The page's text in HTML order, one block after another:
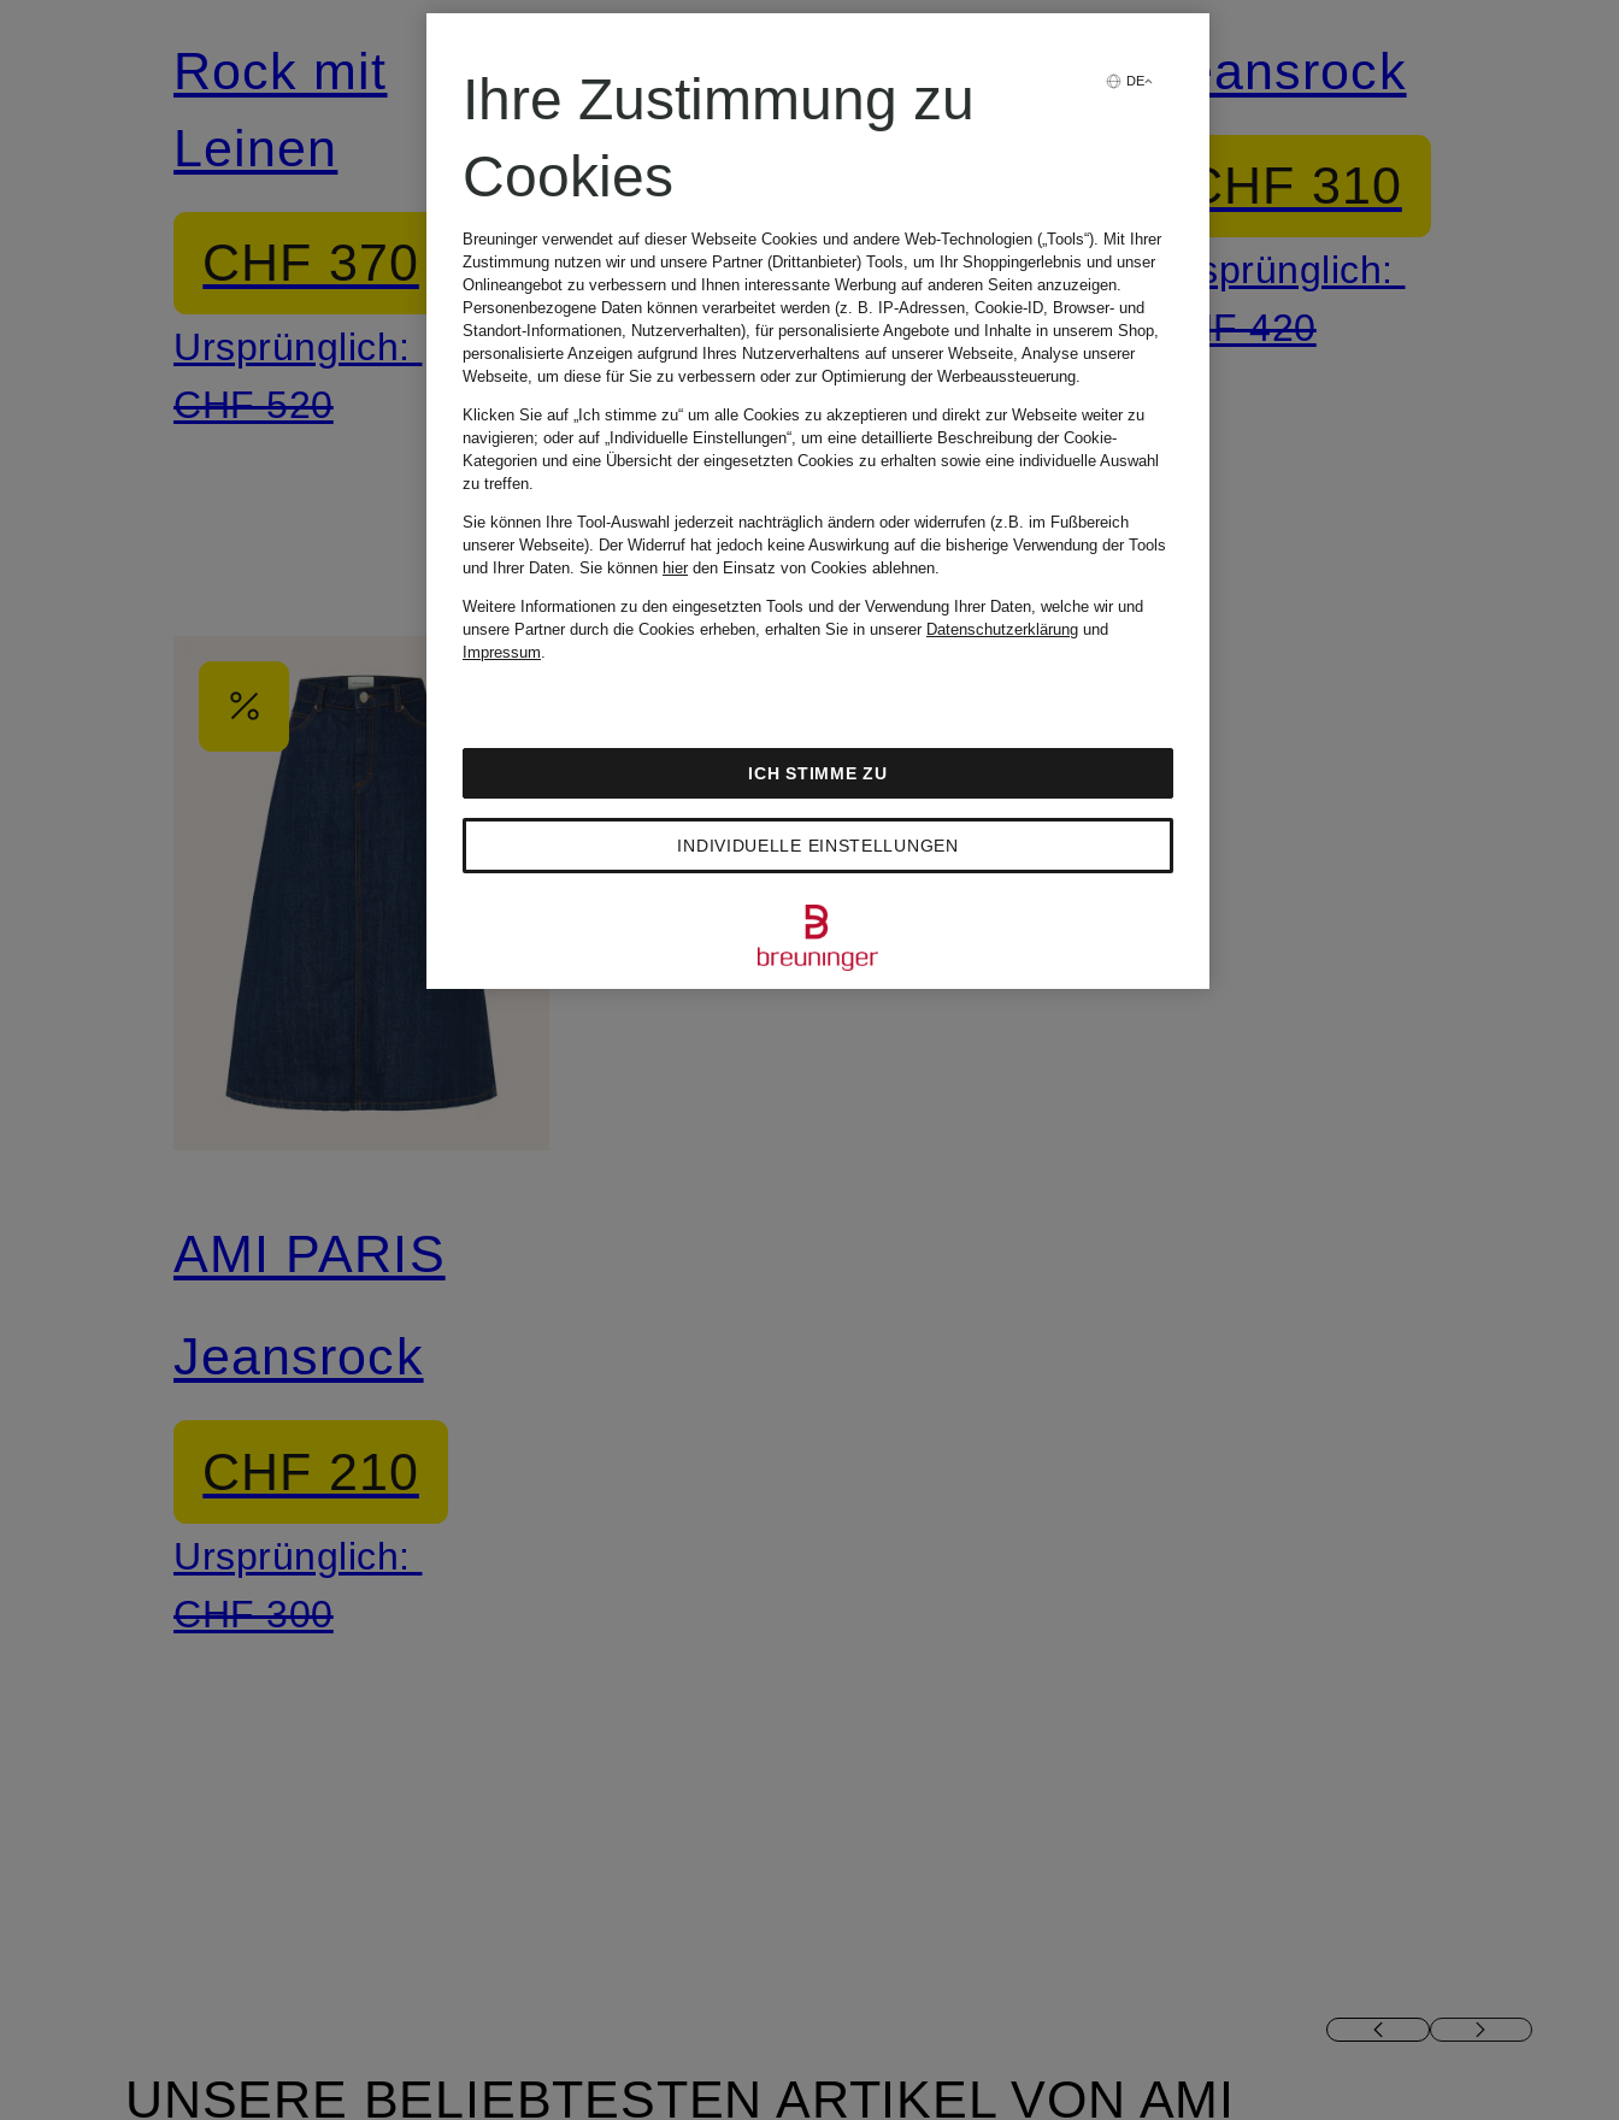
Rock mit
Leinen
CHF 370
Ursprünglich:
CHF 520
Jeansrock
CHF 330
Jeansrock
CHF 310
Ursprünglich:
CHF 420
AMI PARIS
Jeansrock
CHF 210
Ursprünglich:
CHF 300
UNSERE BELIEBTESTEN ARTIKEL VON AMI
DE
Ihre Zustimmung zu
Cookies
Breuninger verwendet auf dieser Webseite Cookies und andere Web-Technologien („Tools“). Mit Ihrer
Zustimmung nutzen wir und unsere Partner (Drittanbieter) Tools, um Ihr Shoppingerlebnis und unser
Onlineangebot zu verbessern und Ihnen interessante Werbung auf anderen Seiten anzuzeigen.
Personenbezogene Daten können verarbeitet werden (z. B. IP-Adressen, Cookie-ID, Browser- und
Standort-Informationen, Nutzerverhalten), für personalisierte Angebote und Inhalte in unserem Shop,
personalisierte Anzeigen aufgrund Ihres Nutzerverhaltens auf unserer Webseite, Analyse unserer
Webseite, um diese für Sie zu verbessern oder zur Optimierung der Werbeaussteuerung.
Klicken Sie auf „Ich stimme zu“ um alle Cookies zu akzeptieren und direkt zur Webseite weiter zu
navigieren; oder auf „Individuelle Einstellungen“, um eine detaillierte Beschreibung der Cookie-
Kategorien und eine Übersicht der eingesetzten Cookies zu erhalten sowie eine individuelle Auswahl
zu treffen.
Sie können Ihre Tool-Auswahl jederzeit nachträglich ändern oder widerrufen (z.B. im Fußbereich
unserer Webseite). Der Widerruf hat jedoch keine Auswirkung auf die bisherige Verwendung der Tools
und Ihrer Daten. Sie können hierden Einsatz von Cookies ablehnen.
Weitere Informationen zu den eingesetzten Tools und der Verwendung Ihrer Daten, welche wir und
unsere Partner durch die Cookies erheben, erhalten Sie in unserer Datenschutzerklärung und
Impressum.
INDIVIDUELLE EINSTELLUNGEN
ICH STIMME ZU